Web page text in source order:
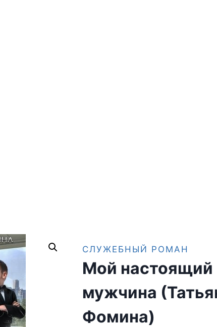
СЛУЖЕБНЫЙ РОМАН
Мой настоящий
мужчина
Фомина)